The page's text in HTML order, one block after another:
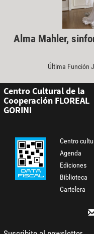
Alma Mahler,
Última Función
Centro Cultural de la
Cooperación FLOREAL
GORINI
Centro
Agenda
Ediciones
Biblioteca
Cartelera